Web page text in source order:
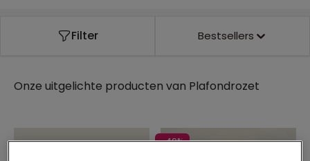
van metaal, aluminium of keramiek. Onze
etnische, boho chic of retro verlichting. U kunt
mm - om één of zes lichtpunten op te hangen.
Filter Bestsellers
Onze uitgelichte producten van Plafondrozet
-49%